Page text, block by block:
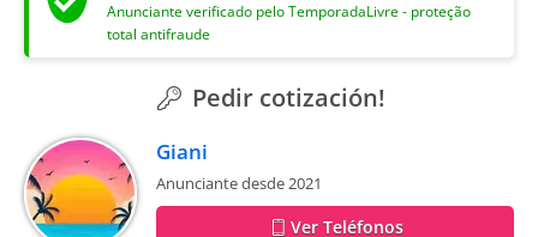
Anunciante verificado pelo TemporadaLivre - proteção
total antifraude
Pedir cotización!
Giani
Anunciante desde 2021
Ver Teléfonos